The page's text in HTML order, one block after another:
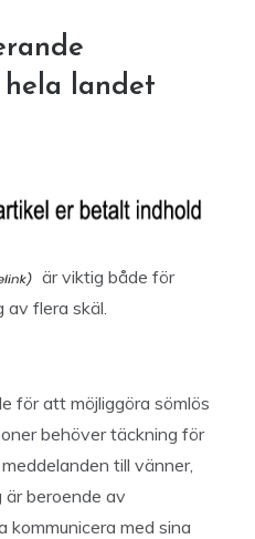
landet
är viktig både för
av flera skäl.
för att möjliggöra sömlös
behöver täckning för
till vänner,
är beroende av
kommunicera med sina